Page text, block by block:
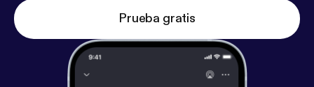
Prueba gratis